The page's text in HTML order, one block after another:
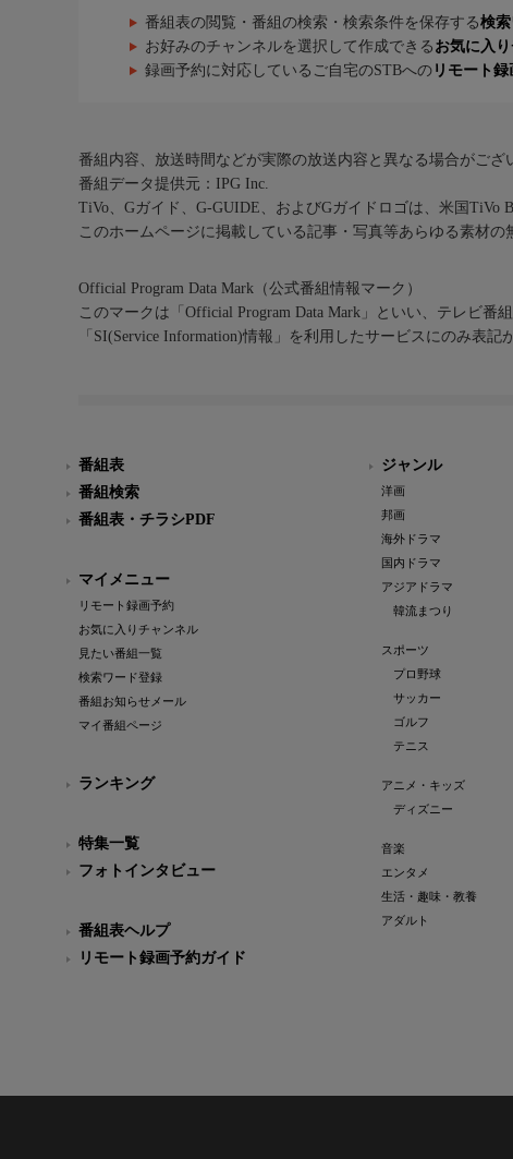
番組表の閲覧・番組の検索・検索条件を保存する検
お好みのチャンネルを選択して作成できる お気に入
録画予約に対応しているご自宅のSTBへの リモート
番組内容、放送時間などが実際の放送内容と異なる場合がござ
番組データ提供元：IPG Inc.
TiVo、Gガイド、G-GUIDE、およびGガイドロゴは、米国TiVo
このホームページに掲載している記事・写真等あらゆる素材の
Official Program Data Mark（公式番組情報マーク）
このマークは「Official Program Data Mark」といい、テレビ番
「SI(Service Information)情報」を利用したサービスにのみ表記
番組表
番組検索
番組表・チラシPDF
マイメニュー
リモート録画予約
お気に入りチャンネル
見たい番組一覧
検索ワード登録
番組お知らせメール
マイ番組ページ
ランキング
特集一覧
フォトインタビュー
番組表ヘルプ
リモート録画予約ガイド
ジャンル
洋画
邦画
海外ドラマ
国内ドラマ
アジアドラマ
韓流まつり
スポーツ
プロ野球
サッカー
ゴルフ
テニス
アニメ・キッズ
ディズニー
音楽
エンタメ
生活・趣味・教養
アダルト